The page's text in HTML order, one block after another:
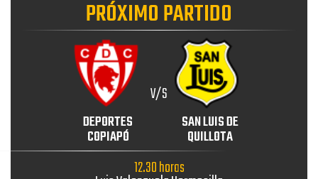
PRÓXIMO PARTIDO
DEPORTES
COPIAPÓ
V/S
SAN LUIS DE
QUILLOTA
12.30 horas